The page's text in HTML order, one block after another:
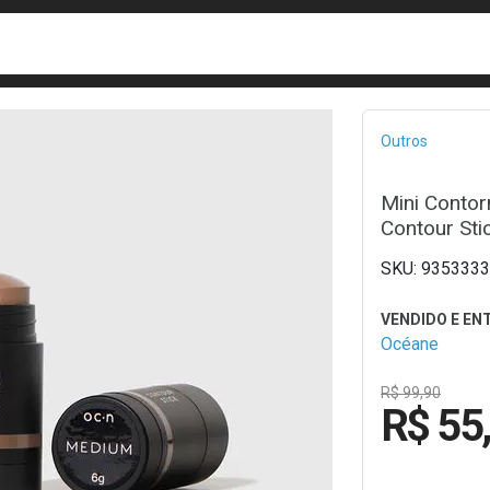
Outros
Mini
Contour
Océane
R$ 99,90
R$